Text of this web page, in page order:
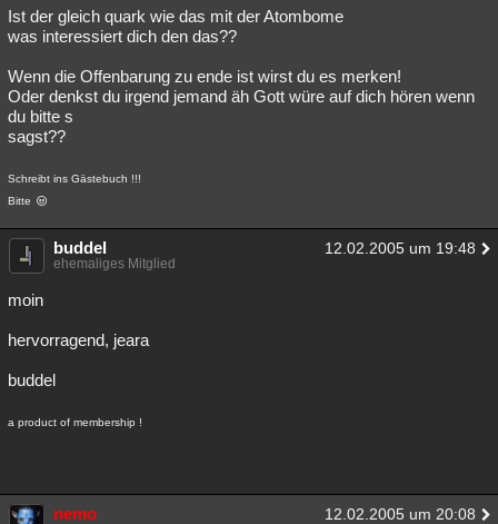
Ist der gleich quark wie das mit der Atombome
was interessiert dich den das??
Wenn die Offenbarung zu ende ist wirst du es merken!
Oder denkst du irgend jemand äh Gott würe auf dich hören wenn
du bitte s
sagst??
Schreibt ins Gästebuch !!!
Bitte
buddel 12.02.2005 um 19:48
ehemaliges Mitglied
moin
hervorragend, jeara
buddel
a product of membership !
nemo 12.02.2005 um 20:08